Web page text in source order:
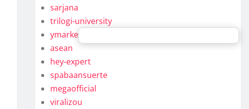
sarjana
trilogi-university
ymarkel
asean
hey-expert
spabaansuerte
megaofficial
viralizou